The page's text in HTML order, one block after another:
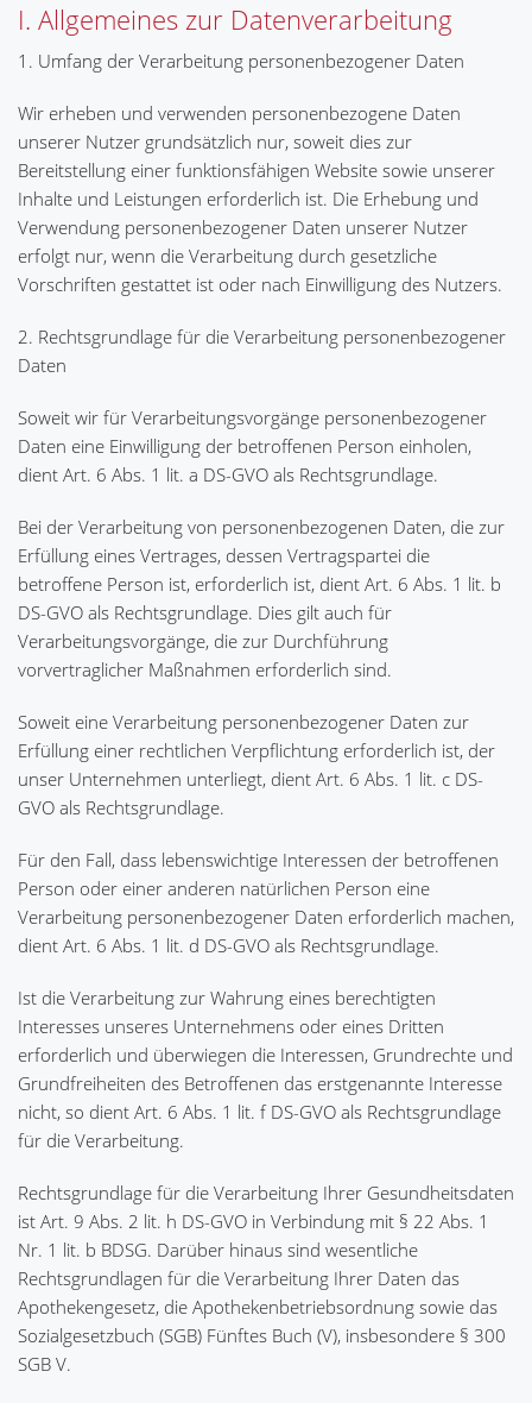
I. Allgemeines zur Datenverarbeitung
1. Umfang der Verarbeitung personenbezogener Daten
Wir erheben und verwenden personenbezogene Daten
unserer Nutzer grundsätzlich nur, soweit dies zur
Bereitstellung einer funktionsfähigen Website sowie unserer
Inhalte und Leistungen erforderlich ist. Die Erhebung und
Verwendung personenbezogener Daten unserer Nutzer
erfolgt nur, wenn die Verarbeitung durch gesetzliche
Vorschriften gestattet ist oder nach Einwilligung des Nutzers.
2. Rechtsgrundlage für die Verarbeitung personenbezogener
Daten
Soweit wir für Verarbeitungsvorgänge personenbezogener
Daten eine Einwilligung der betroffenen Person einholen,
dient Art. 6 Abs. 1 lit. a DS-GVO als Rechtsgrundlage.
Bei der Verarbeitung von personenbezogenen Daten, die zur
Erfüllung eines Vertrages, dessen Vertragspartei die
betroffene Person ist, erforderlich ist, dient Art. 6 Abs. 1 lit. b
DS-GVO als Rechtsgrundlage. Dies gilt auch für
Verarbeitungsvorgänge, die zur Durchführung
vorvertraglicher Maßnahmen erforderlich sind.
Soweit eine Verarbeitung personenbezogener Daten zur
Erfüllung einer rechtlichen Verpflichtung erforderlich ist, der
unser Unternehmen unterliegt, dient Art. 6 Abs. 1 lit. c DS-
GVO als Rechtsgrundlage.
Für den Fall, dass lebenswichtige Interessen der betroffenen
Person oder einer anderen natürlichen Person eine
Verarbeitung personenbezogener Daten erforderlich machen,
dient Art. 6 Abs. 1 lit. d DS-GVO als Rechtsgrundlage.
Ist die Verarbeitung zur Wahrung eines berechtigten
Interesses unseres Unternehmens oder eines Dritten
erforderlich und überwiegen die Interessen, Grundrechte und
Grundfreiheiten des Betroffenen das erstgenannte Interesse
nicht, so dient Art. 6 Abs. 1 lit. f DS-GVO als Rechtsgrundlage
für die Verarbeitung.
Rechtsgrundlage für die Verarbeitung Ihrer Gesundheitsdaten
ist Art. 9 Abs. 2 lit. h DS-GVO in Verbindung mit § 22 Abs. 1
Nr. 1 lit. b BDSG. Darüber hinaus sind wesentliche
Rechtsgrundlagen für die Verarbeitung Ihrer Daten das
Apothekengesetz, die Apothekenbetriebsordnung sowie das
Sozialgesetzbuch (SGB) Fünftes Buch (V), insbesondere § 300
SGB V.